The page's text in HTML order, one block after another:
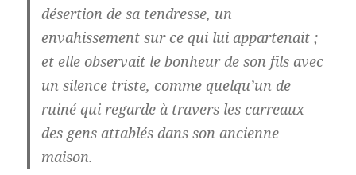
désertion de sa tendresse, un
envahissement sur ce qui lui appartenait ;
et elle observait le bonheur de son fils avec
un silence triste, comme quelqu’un de
ruiné qui regarde à travers les carreaux
des gens attablés dans son ancienne
maison.